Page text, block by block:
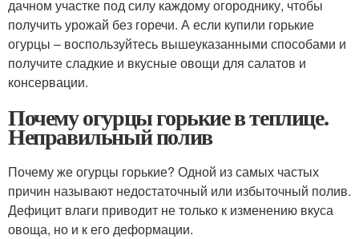
дачном участке под силу каждому огороднику, чтобы
получить урожай без горечи. А если купили горькие
огурцы – воспользуйтесь вышеуказанными способами и
получите сладкие и вкусные овощи для салатов и
консервации.
Почему огурцы горькие в теплице.
Неправильный полив
Почему же огурцы горькие? Одной из самых частых
причин называют недостаточный или избыточный полив.
Дефицит влаги приводит не только к изменению вкуса
овоща, но и к его деформации.